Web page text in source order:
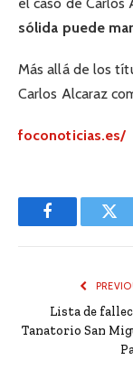
sólida puede
Más allá de los
Carlos Alcaraz
foconoticias.es/
Facebook
Lista de
Tanatorio San